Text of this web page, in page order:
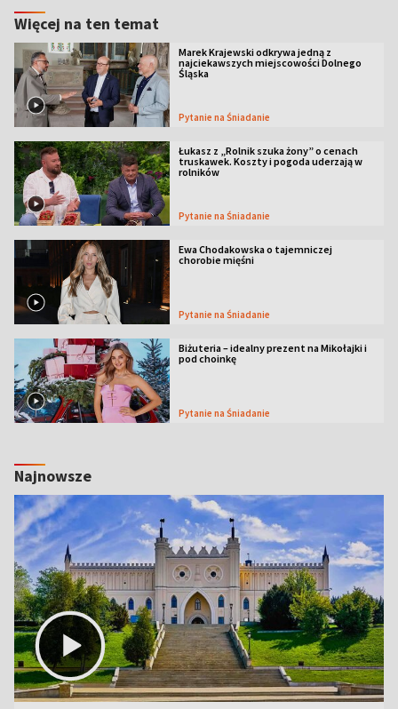
Więcej na ten temat
Marek Krajewski odkrywa jedną z
najciekawszych miejscowości Dolnego
Śląska
Pytanie na Śniadanie
Łukasz z „Rolnik szuka żony” o cenach
truskawek. Koszty i pogoda uderzają w
rolników
Pytanie na Śniadanie
Ewa Chodakowska o tajemniczej
chorobie mięśni
Pytanie na Śniadanie
Biżuteria – idealny prezent na Mikołajki i
pod choinkę
Pytanie na Śniadanie
Najnowsze